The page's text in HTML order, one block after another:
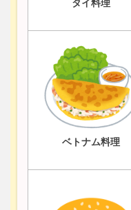
タイ料理
ベトナム料理